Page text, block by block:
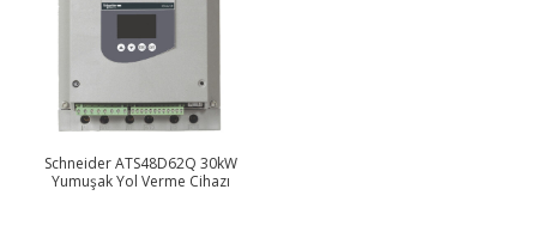
Schneider ATS48D62Q 30kW
Yumuşak Yol Verme Cihazı